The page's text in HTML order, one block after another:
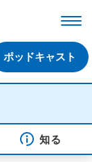
ポッドキャスト
知る